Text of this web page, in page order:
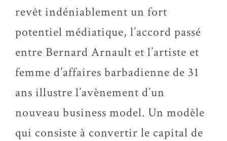
revêt indéniablement un fort
potentiel médiatique, l’accord passé
entre Bernard Arnault et l’artiste et
femme d’affaires barbadienne de 31
ans illustre l’avènement d’un
nouveau business model. Un modèle
qui consiste à convertir le capital de